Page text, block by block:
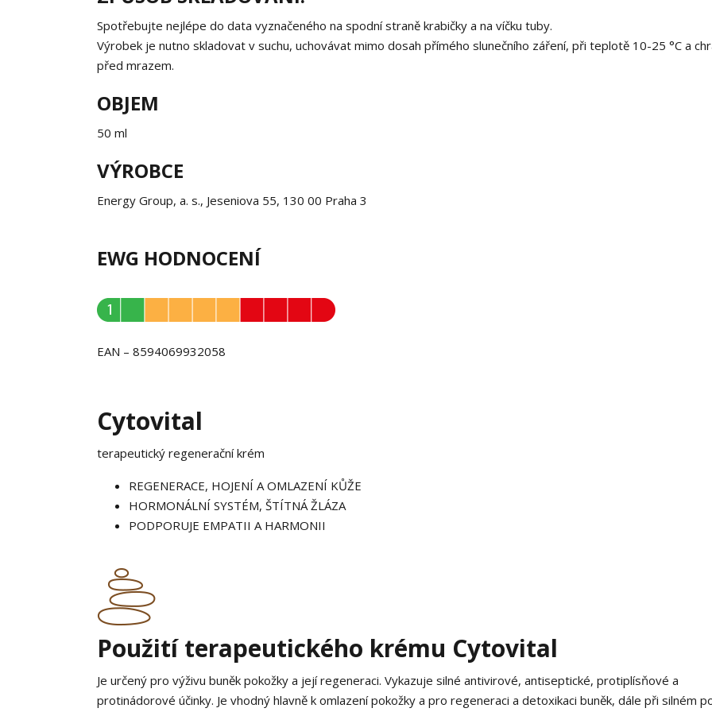
Spotřebujte nejlépe do data vyznačeného na spodní straně krabičky a na víčku tuby.
Výrobek je nutno skladovat v suchu, uchovávat mimo dosah přímého slunečního záření, při teplotě 10-25 °C a
před mrazem.
OBJEM
50 ml
VÝROBCE
Energy Group, a. s., Jeseniova 55, 130 00 Praha 3
EWG HODNOCENÍ
EAN – 8594069932058
Cytovital
terapeutický regenerační krém
REGENERACE, HOJENÍ A OMLAZENÍ KŮŽE
HORMONÁLNÍ SYSTÉM, ŠTÍTNÁ ŽLÁZA
PODPORUJE EMPATII A HARMONII
Použití terapeutického krému Cytovital
Je určený pro výživu buněk pokožky a její regeneraci. Vykazuje silné antivirové, antiseptické, protiplísňové a
protinádorové účinky. Je vhodný hlavně k omlazení pokožky a pro regeneraci a detoxikaci buněk, dále při silném